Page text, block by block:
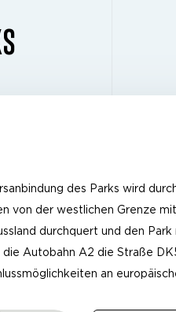
des Parks wird
von der westlichen Grenze
durchquert und den
Autobahn A2 die Straße
an